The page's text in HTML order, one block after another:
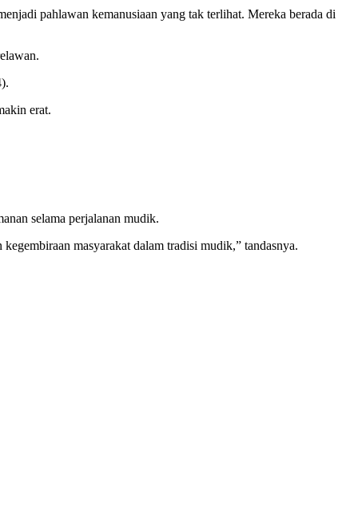
pahlawan kemanusiaan yang tak terlihat. Mereka berada di
erat.
selama perjalanan mudik.
masyarakat dalam tradisi mudik,” tandasnya.